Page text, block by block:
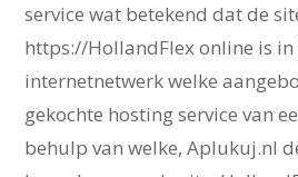
service wat betekend dat de
https://HollandFlex online is
internetnetwerk welke
gekochte hosting service van
behulp van welke, Aplukuj.nl